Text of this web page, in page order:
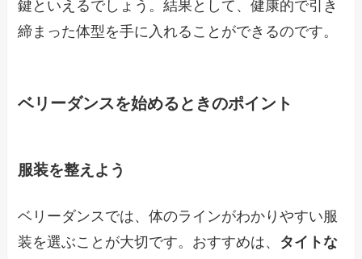
鍵といえるでしょう。結果として、健康的で引き
締まった体型を手に入れることができるのです。
ベリーダンスを始めるときのポイント
服装を整えよう
ベリーダンスでは、体のラインがわかりやすい服
装を選ぶことが大切です。おすすめは、 タイトな